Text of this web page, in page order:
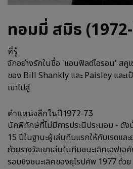
ทอมมี่ สมิธ
ที่รู้
จักอย่างรักในชื่อ 'แอนฟิลด์ไอรอน' สคู
ของ Bill Shankly และ Paisley และเ
เขาไปสู่
ตำแหน่งลีกในปี 1972-73
นักพิทักษ์ที่ไม่มีการประนีประนอม - ดัง
15 ปีในฐานะผู้เล่นทีมแรกให้กับเรดแล
ถ้วยรางวัลเขาเล่นในทีมชนะเลิศเอฟเอ
รอบชิงชนะเลิศของยุโรปคัพ 1977 ด้วย